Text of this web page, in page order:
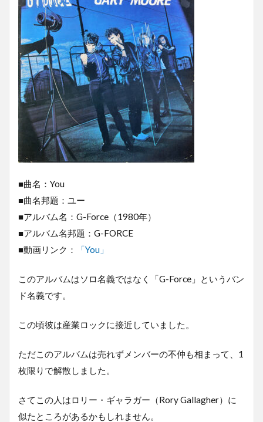
■曲名：You
■曲名邦題：ユー
■アルバム名：G-Force（1980年）
■アルバム名邦題：G-FORCE
■動画リンク：
「You」
このアルバムはソロ名義ではなく「G-Force」というバン
ド名義です。
この頃彼は産業ロックに接近していました。
ただこのアルバムは売れずメンバーの不仲も相まって、1
枚限りで解散しました。
さてこの人はロリー・ギャラガー（Rory Gallagher）に
似たところがあるかもしれません。